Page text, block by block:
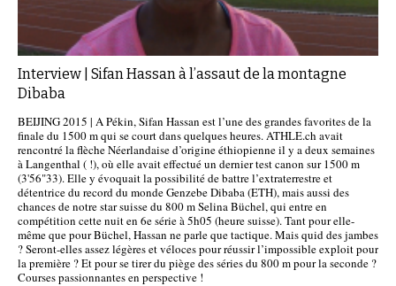
Interview | Sifan Hassan à l’assaut de la montagne
Dibaba
BEIJING 2015 | A Pékin, Sifan Hassan est l’une des grandes favorites de la
finale du 1500 m qui se court dans quelques heures. ATHLE.ch avait
rencontré la flèche Néerlandaise d’origine éthiopienne il y a deux semaines
à Langenthal ( !), où elle avait effectué un dernier test canon sur 1500 m
(3'56"33). Elle y évoquait la possibilité de battre l’extraterrestre et
détentrice du record du monde Genzebe Dibaba (ETH), mais aussi des
chances de notre star suisse du 800 m Selina Büchel, qui entre en
compétition cette nuit en 6e série à 5h05 (heure suisse). Tant pour elle-
même que pour Büchel, Hassan ne parle que tactique. Mais quid des jambes
? Seront-elles assez légères et véloces pour réussir l’impossible exploit pour
la première ? Et pour se tirer du piège des séries du 800 m pour la seconde ?
Courses passionnantes en perspective !